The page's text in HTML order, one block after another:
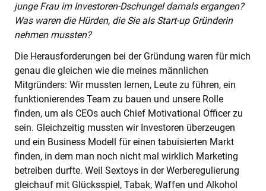
junge Frau im Investoren-Dschungel damals ergangen?
Was waren die Hürden, die Sie als Start-up Gründerin
nehmen mussten?
Die Herausforderungen bei der Gründung waren für mich
genau die gleichen wie die meines männlichen
Mitgründers: Wir mussten lernen, Leute zu führen, ein
funktionierendes Team zu bauen und unsere Rolle
finden, um als CEOs auch Chief Motivational Officer zu
sein. Gleichzeitig mussten wir Investoren überzeugen
und ein Business Modell für einen tabuisierten Markt
finden, in dem man noch nicht mal wirklich Marketing
betreiben durfte. Weil Sextoys in der Werberegulierung
gleichauf mit Glücksspiel, Tabak, Waffen und Alkohol